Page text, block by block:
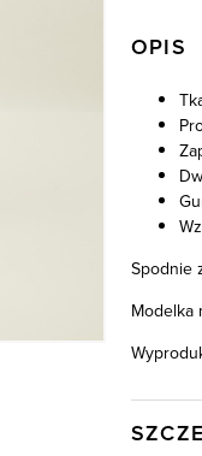
OPIS
Spodnie
Modelka